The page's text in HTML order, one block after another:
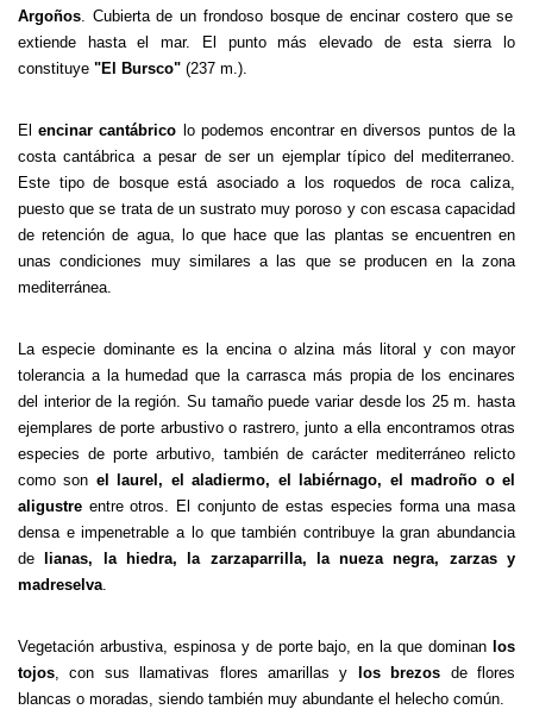
Argoños. Cubierta de un frondoso bosque de encinar costero que se
extiende hasta el mar. El punto más elevado de esta sierra lo
constituye "El Bursco" (237 m.).
Elencinar cantábrico lo podemos encontrar en diversos puntos de la
costa cantábrica a pesar de ser un ejemplar típico del mediterraneo.
Este tipo de bosque está asociado a los roquedos de roca caliza,
puesto que se trata de un sustrato muy poroso y con escasa capacidad
de retención de agua, lo que hace que las plantas se encuentren en
unas condiciones muy similares a las que se producen en la zona
mediterránea.
La especie dominante es la encina o alzina más litoral y con mayor
tolerancia a la humedad que la carrasca más propia de los encinares
del interior de la región. Su tamaño puede variar desde los 25 m. hasta
ejemplares de porte arbustivo o rastrero, junto a ella encontramos otras
especies de porte arbutivo, también de carácter mediterráneo relicto
como son el laurel, el aladiermo, el labiérnago, el madroño o el
aligustre entre otros. El conjunto de estas especies forma una masa
densa e impenetrable a lo que también contribuye la gran abundancia
de
lianas, la hiedra, la zarzaparrilla, la nueza negra, zarzas y
madreselva.
Vegetación arbustiva, espinosa y de porte bajo, en la que dominan los
tojos, con sus llamativas flores amarillas y los brezos de flores
blancas o moradas, siendo también muy abundante el helecho común.